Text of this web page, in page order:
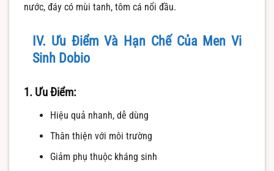
nước, đáy có mùi tanh, tôm cá nổi đầu.
IV. Ưu Điểm Và Hạn Chế Của Men Vi
Sinh Dobio
1. Ưu Điểm:
Hiệu quả nhanh, dễ dùng
Thân thiện với môi trường
Giảm phụ thuộc kháng sinh